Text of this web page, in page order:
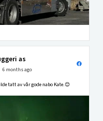
as
6 months ago
tatt av vår gode nabo Kate.😊